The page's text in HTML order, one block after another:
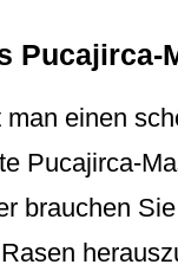
Pucajirca-
einen
Pucajirca-
brauchen